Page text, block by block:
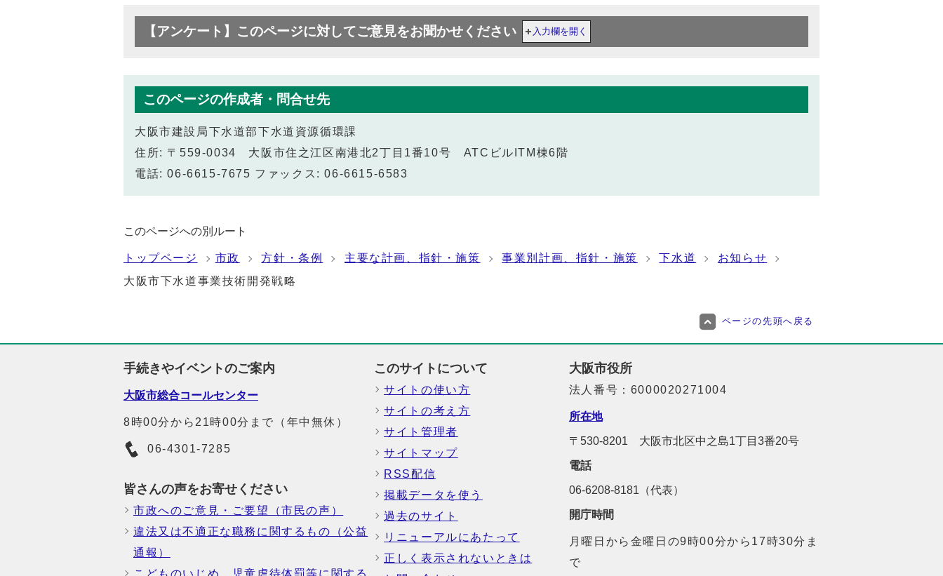
【アンケート】このページに対してご意見をお聞かせください 入力欄を開く
このページの作成者・問合せ先
大阪市建設局下水道部下水道資源循環課
住所: 〒559-0034 大阪市住之江区南港北2丁目1番10号 ATCビルITM棟6階
電話: 06-6615-7675 ファックス: 06-6615-6583
このページへの別ルート
トップページ 市政 方針・条例 主要な計画、指針・施策 事業別計画、指針・施策 下水道
お知らせ
大阪市下水道事業技術開発戦略
ページの先頭へ戻る
手続きやイベントのご案内
大阪市総合コールセンター
8時00分から21時00分まで（年中無休）
06-4301-7285
皆さんの声をお寄せください
市政へのご意見・ご要望（市民の声）
違法又は不適正な職務に関するもの（公益
通報）
このサイトについて
サイトの使い方
サイトの考え方
サイト管理者
サイトマップ
RSS配信
掲載データを使う
過去のサイト
リニューアルにあたって
正しく表示されないときは
大阪市役所
法人番号：6000020271004
所在地
〒530-8201 大阪市北区中之島1丁目3番20号
電話
06-6208-8181（代表）
開庁時間
月曜日から金曜日の9時00分から17時30分ま
で